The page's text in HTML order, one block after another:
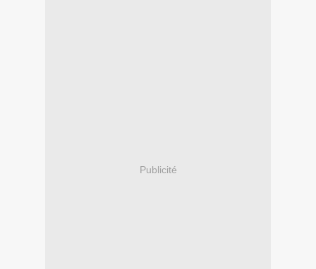
Publicité